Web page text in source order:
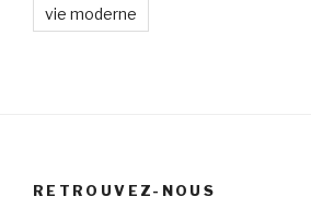
vie moderne
RETROUVEZ-NOUS